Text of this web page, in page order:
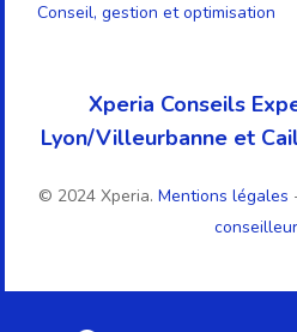
Conseil, gestion et optimisation
Xperia Conseils
Lyon/Villeurbanne et
© 2024 Xperia. Mentions légales